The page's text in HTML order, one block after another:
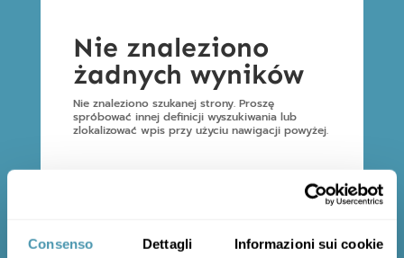
Consenso Dettagli Informazioni sui cookie
Nie znaleziono
żadnych wyników
Nie znaleziono szukanej strony. Proszę
spróbować innej definicji wyszukiwania lub
zlokalizować wpis przy użyciu nawigacji powyżej.
Z